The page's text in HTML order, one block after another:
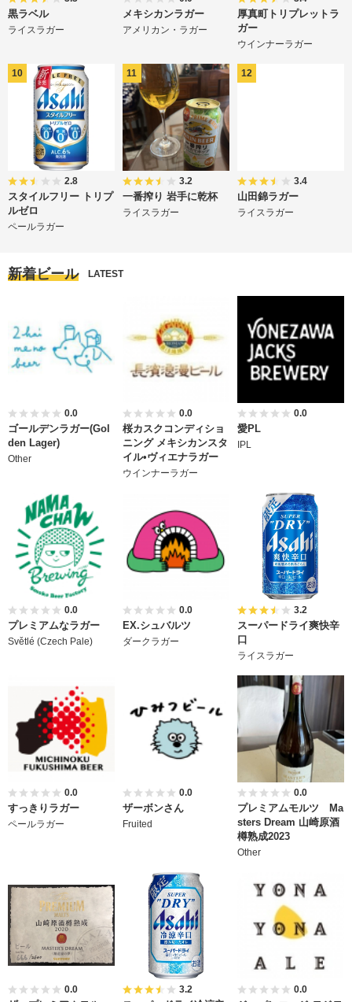
黒ラベル
ライスラガー
メキシカンラガー
アメリカン・ラガー
厚真町トリプレットラ
ガー
ウインナーラガー
2.8
スタイルフリー トリプ
ルゼロ
ペールラガー
3.2
一番搾り 岩手に乾杯
ライスラガー
3.4
山田錦ラガー
ライスラガー
新着ビール LATEST
0.0
ゴールデンラガー(Gol
den Lager)
Other
0.0
桜カスクコンディショ
ニング メキシカンスタ
イル•ヴィエナラガー
ウインナーラガー
0.0
愛PL
IPL
0.0
プレミアムなラガー
Světlé (Czech Pale)
0.0
EX.シュバルツ
ダークラガー
3.2
スーパードライ爽快辛
口
ライスラガー
0.0
すっきりラガー
ペールラガー
0.0
ザーボンさん
Fruited
0.0
プレミアムモルツ Ma
sters Dream 山崎原酒
樽熟成2023
Other
0.0 3.2 0.0